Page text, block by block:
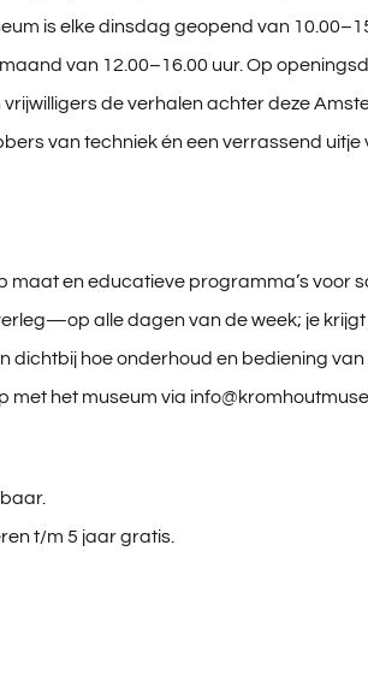
is elke dinsdag geopend van
van 12.00–16.00 uur. Op
de verhalen achter deze
van techniek én een verrassend uitje
maat en educatieve programma’s voor
alle dagen van de week; je krijgt
dichtbij hoe onderhoud en bediening
het museum via
t/m 5 jaar gratis.